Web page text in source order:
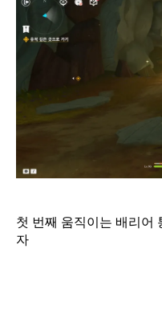
첫 번째 움직이는 배리어
자